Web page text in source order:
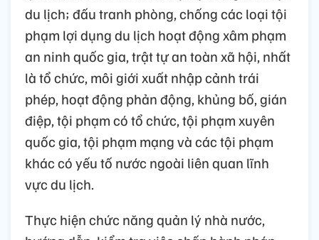
du lịch; đấu tranh phòng, chống các loại tội
phạm lợi dụng du lịch hoạt động xâm phạm
an ninh quốc gia, trật tự an toàn xã hội, nhất
là tổ chức, môi giới xuất nhập cảnh trái
phép, hoạt động phản động, khủng bố, gián
điệp, tội phạm có tổ chức, tội phạm xuyên
quốc gia, tội phạm mạng và các tội phạm
khác có yếu tố nước ngoài liên quan lĩnh
vực du lịch.
Thực hiện chức năng quản lý nhà nước,